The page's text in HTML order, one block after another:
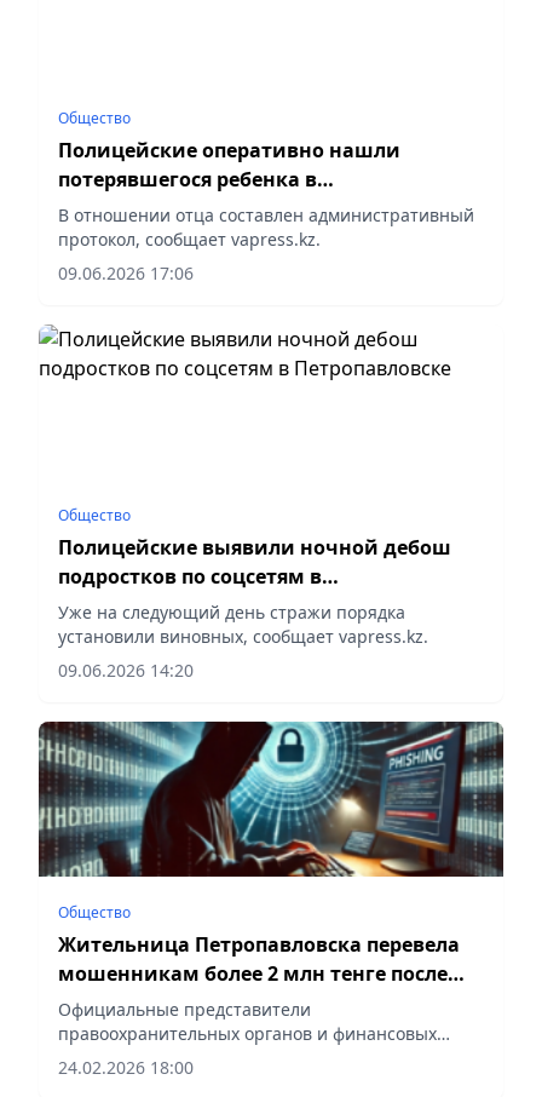
Общество
Полицейские оперативно нашли
потерявшегося ребенка в
Петропавловске
В отношении отца составлен административный
протокол, сообщает vapress.kz.
09.06.2026 17:06
Общество
Полицейские выявили ночной дебош
подростков по соцсетям в
Петропавловске
Уже на следующий день стражи порядка
установили виновных, сообщает vapress.kz.
09.06.2026 14:20
Общество
Жительница Петропавловска перевела
мошенникам более 2 млн тенге после
звонка «с работы»
Официальные представители
правоохранительных органов и финансовых
организаций не осуществляют подобные звонки
и не требуют перевода денежных средств,
24.02.2026 18:00